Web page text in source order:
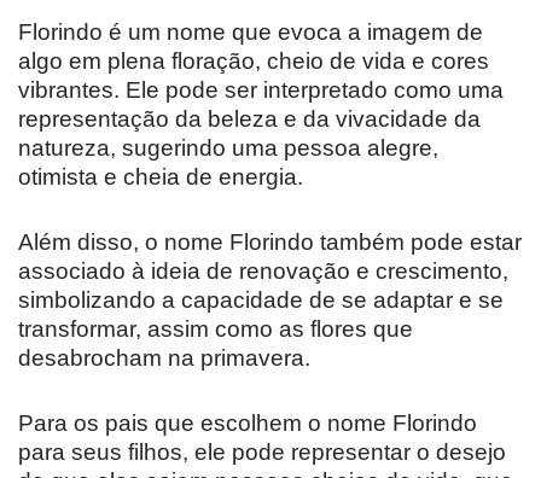
Florindo é um nome que evoca a imagem de
algo em plena floração, cheio de vida e cores
vibrantes. Ele pode ser interpretado como uma
representação da beleza e da vivacidade da
natureza, sugerindo uma pessoa alegre,
otimista e cheia de energia.
Além disso, o nome Florindo também pode estar
associado à ideia de renovação e crescimento,
simbolizando a capacidade de se adaptar e se
transformar, assim como as flores que
desabrocham na primavera.
Para os pais que escolhem o nome Florindo
para seus filhos, ele pode representar o desejo